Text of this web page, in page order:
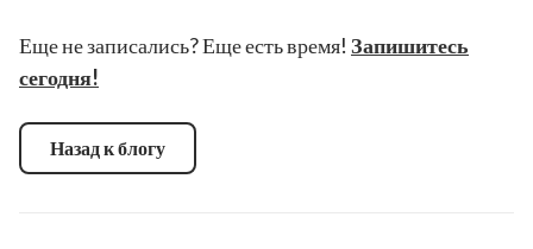
Еще не записались? Еще есть время! Запишитесь
сегодня!
Назад к блогу